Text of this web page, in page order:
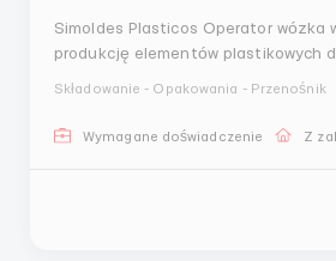
Simoldes Plasticos Operator wózka widłowego na
produkcję elementów plastikowych do
Szukamy: mężczyzn w wieku do 40
poziomie podstawowym 👌 Oferujemy:- Stabilne,
Składowanie - Opakowania - Przenośnik
Wymagane doświadczenie Z